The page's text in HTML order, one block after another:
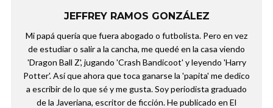
JEFFREY RAMOS GONZÁLEZ
Mi papá quería que fuera abogado o futbolista. Pero en vez
de estudiar o salir a la cancha, me quedé en la casa viendo
'Dragon Ball Z', jugando 'Crash Bandicoot' y leyendo 'Harry
Potter'. Así que ahora que toca ganarse la 'papita' me dedico
a escribir de lo que sé y me gusta. Soy periodista graduado
de la Javeriana, escritor de ficción. He publicado en El